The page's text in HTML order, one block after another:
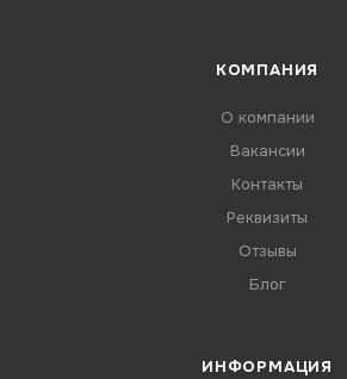
КОМПАНИЯ
О компании
Вакансии
Контакты
Реквизиты
Отзывы
Блог
ИНФОРМАЦИЯ